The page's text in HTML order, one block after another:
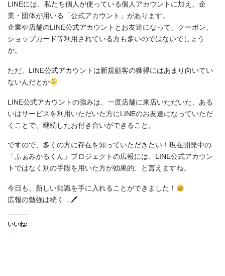
LINEには、私たち個人が使っている個人アカウントに加え、企
業・団体が用いる「公式アカウント」があります。
企業や店舗のLINE公式アカウントとお友達になって、クーポン、
ショップカード等利用されている方も多いのではないでしょう
か。
ただ、LINE公式アカウントは新規顧客の獲得にはあまり向いてい
ないんだとか
LINE公式アカウントの強みは、一度店舗に来店いただいた、ある
いはサービスを利用いただいた方にLINEのお友達になっていただ
くことで、継続したお付き合いができること。
ですので、多くの方に存在を知っていただきたい！現在開発中の
「ふぁみかるくん」プロジェクトの広報には、LINE公式アカウン
トではなく別の手段を用いた方が効果的、と言えますね。
今日も、新しい知識を手に入れることができました！
広報の勉強は続く…🖊
いいね: